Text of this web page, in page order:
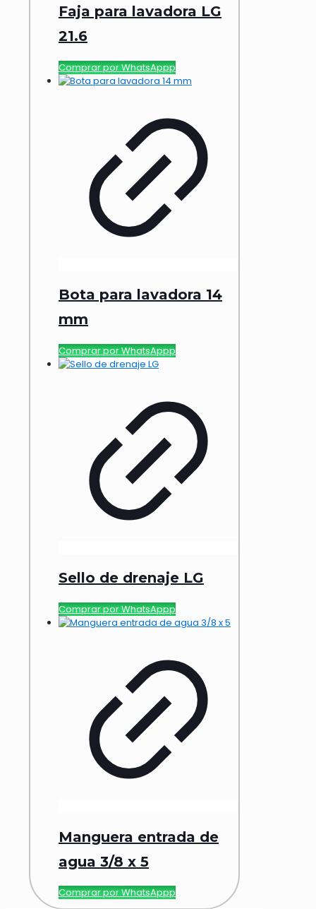
Faja para lavadora LG
21.6
Comprar por WhatsAppp
Bota para lavadora 14
mm
Comprar por WhatsAppp
Sello de drenaje LG
Comprar por WhatsAppp
Manguera entrada de
agua 3/8 x 5
Comprar por WhatsAppp